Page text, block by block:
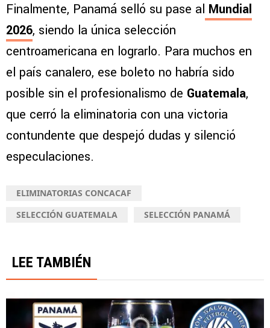
Finalmente, Panamá selló su pase al Mundial
2026, siendo la única selección
centroamericana en lograrlo. Para muchos en
el país canalero, ese boleto no habría sido
posible sin el profesionalismo de Guatemala,
que cerró la eliminatoria con una victoria
contundente que despejó dudas y silenció
especulaciones.
ELIMINATORIAS CONCACAF
SELECCIÓN GUATEMALA
SELECCIÓN PANAMÁ
LEE TAMBIÉN